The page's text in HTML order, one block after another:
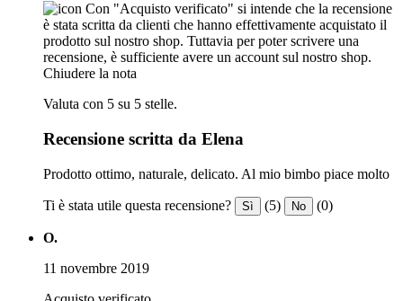
Con "Acquisto verificato" si intende che la recensione
è stata scritta da clienti che hanno effettivamente acquistato il
prodotto sul nostro shop. Tuttavia per poter scrivere una
recensione, è sufficiente avere un account sul nostro shop.
Chiudere la nota
Valuta con 5 su 5 stelle.
Recensione scritta da Elena
Prodotto ottimo, naturale, delicato. Al mio bimbo piace molto
Ti è stata utile questa recensione? Sì (5) No (0)
O.
11 novembre 2019